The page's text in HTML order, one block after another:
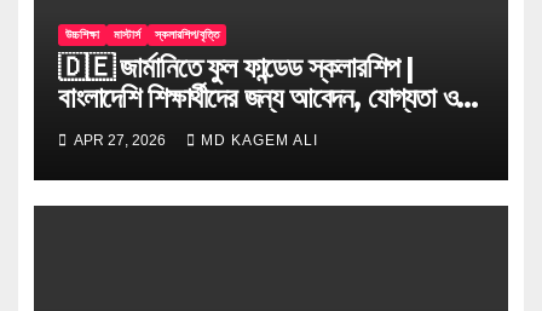
উচ্চশিক্ষা মাস্টার্স স্কলারশিপ/বৃত্তি
🇩🇪 জার্মানিতে ফুল ফান্ডেড স্কলারশিপ |
বাংলাদেশি শিক্ষার্থীদের জন্য আবেদন, যোগ্যতা ও
টিপস
APR 27, 2026 MD KAGEM ALI